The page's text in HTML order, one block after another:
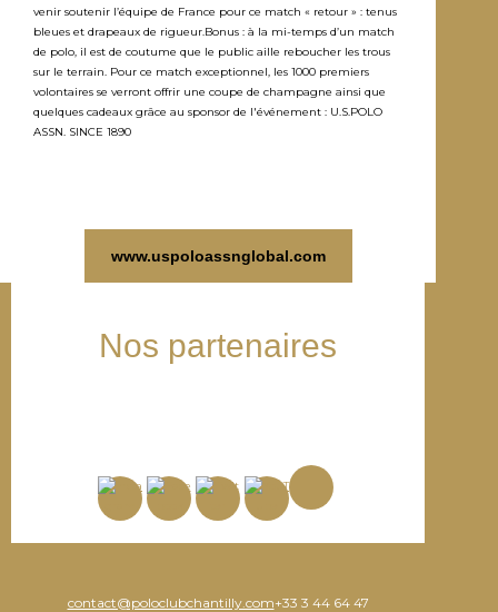
venir soutenir l’équipe de France pour ce match « retour » : tenus
bleues et drapeaux de rigueur.Bonus : à la mi-temps d’un match
de polo, il est de coutume que le public aille reboucher les trous
sur le terrain. Pour ce match exceptionnel, les 1000 premiers
volontaires se verront offrir une coupe de champagne ainsi que
quelques cadeaux grâce au sponsor de l'événement : U.S.POLO
ASSN. SINCE 1890
www.uspoloassnglobal.com
Nos partenaires
contact@poloclubchantilly.com+33 3 44 64 47